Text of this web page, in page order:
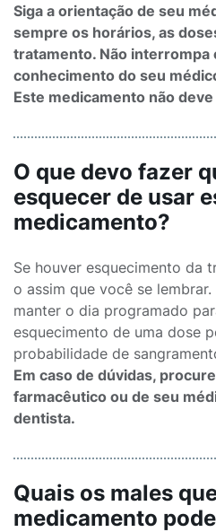
Siga a orientação de seu
sempre os horários, as
tratamento. Não interrompa
conhecimento do seu
Este medicamento não
O que devo fazer
esquecer de usar
medicamento?
Se houver esquecimento da
o assim que você se
manter o dia programado
esquecimento de uma dose
probabilidade de
Em caso de dúvidas,
farmacêutico ou de seu
dentista.
Quais os males
medicamento